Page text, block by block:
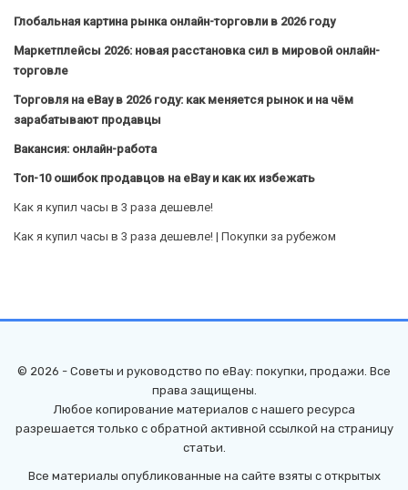
Глобальная картина рынка онлайн-торговли в 2026 году
Маркетплейсы 2026: новая расстановка сил в мировой онлайн-
торговле
Торговля на eBay в 2026 году: как меняется рынок и на чём
зарабатывают продавцы
Вакансия: онлайн-работа
Топ-10 ошибок продавцов на eBay и как их избежать
Как я купил часы в 3 раза дешевле!
Как я купил часы в 3 раза дешевле! | Покупки за рубежом
© 2026 - Советы и руководство по eBay: покупки, продажи. Все
права защищены.
Любое копирование материалов с нашего ресурса
разрешается только с обратной активной ссылкой на страницу
статьи.
Все материалы опубликованные на сайте взяты с открытых